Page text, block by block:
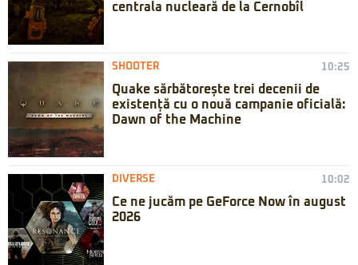
centrala nucleară de la Cernobîl
SHOOTER 10:25
Quake sărbătorește trei decenii de
existență cu o nouă campanie oficială:
Dawn of the Machine
DIVERSE 10:02
Ce ne jucăm pe GeForce Now în august
2026